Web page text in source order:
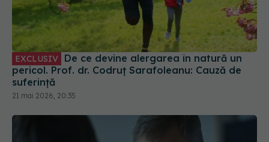
EXCLUSIV
pericol. Prof. dr. Codruț Sarafoleanu: Cauză de
suferință
21 mai 2026, 20:35